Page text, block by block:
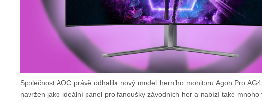
Společnost AOC právě odhalila nový model herního monitoru Agon Pro
navržen jako ideální panel pro fanoušky závodních her a nabízí také mnoho